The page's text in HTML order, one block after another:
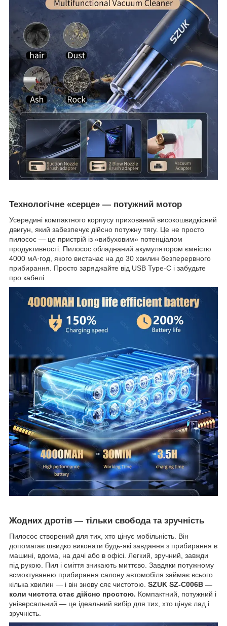
Технологічне «серце» — потужний мотор
Усередині компактного корпусу прихований високошвидкісний
двигун, який забезпечує дійсно потужну тягу. Це не просто
пилосос — це пристрій із «вибуховим» потенціалом
продуктивності. Пилосос обладнаний акумулятором ємністю
4000 мА·год, якого вистачає на до 30 хвилин безперервного
прибирання. Просто заряджайте від USB Type-C і забудьте
про кабелі.
Жодних дротів — тільки свобода та зручність
Пилосос створений для тих, хто цінує мобільність. Він
допомагає швидко виконати будь-які завдання з прибирання в
машині, вдома, на дачі або в офісі. Легкий, зручний, завжди
під рукою. Пил і сміття зникають миттєво. Завдяки потужному
всмоктуванню прибирання салону автомобіля займає всього
кілька хвилин — і він знову сяє чистотою. SZUK SZ-C006B —
коли чистота стає дійсно простою. Компактний, потужний і
універсальний — це ідеальний вибір для тих, хто цінує лад і
зручність.